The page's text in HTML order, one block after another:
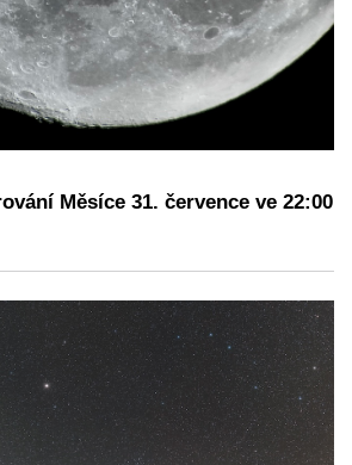
Měsíce 31. července ve 22:00